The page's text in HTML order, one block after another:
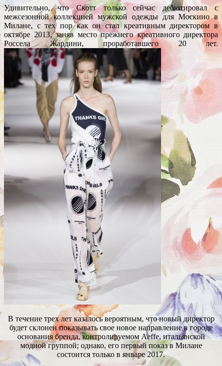
Удивительно, что Скотт только сейчас дебютировал с
межсезонной коллекцией мужской одежды для Москино в
Милане, с тех пор как он стал креативным директором в
октябре 2013, заняв место прежнего креативного директора
Россела Жардини, проработавшего 20 лет.
В течение трех лет казалось вероятным, что новый директор
будет склонен показывать свое новое направление в городе
основания бренда, контролируемом Aeffe, итальянской
модной группой; однако, его первый показ в Милане
состоится только в январе 2017.